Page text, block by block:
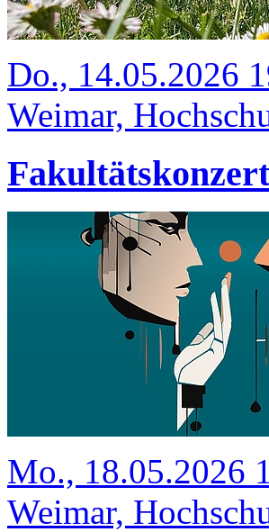
Do., 14.05.2026
Weimar,
Fakultätskonzert
Mo., 18.05.2026
Weimar,